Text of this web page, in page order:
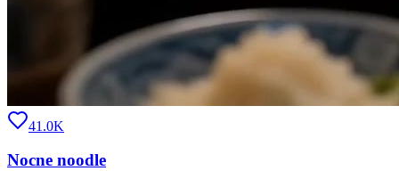
41.0K
Nocne noodle